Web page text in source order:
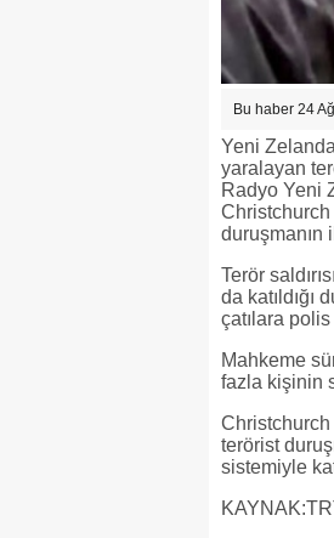
Bu haber 24
Yeni
yaralayan
Radyo Yeni
duruşmanın
Terör
da katıldığı
çatılara
Mahkeme
fazla kişinin
Christchurch
terörist
sistemiyle